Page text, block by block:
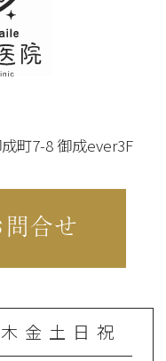
町7-8 御成ever3F
合せ
木 金 土 日 祝